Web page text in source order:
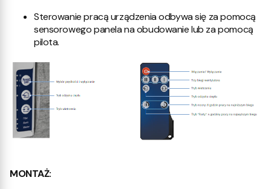
Sterowanie pracą urządzenia odbywa się za pomocą
sensorowego panela na obudowanie lub za pomocą
pilota.
MONTAŻ: